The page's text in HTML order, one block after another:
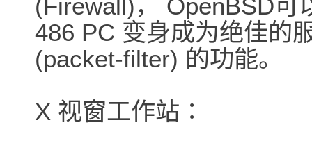
(Firewall)， OpenBSD可
486 PC 变身成为绝佳的
(packet-filter) 的功能。
X 视窗工作站∶